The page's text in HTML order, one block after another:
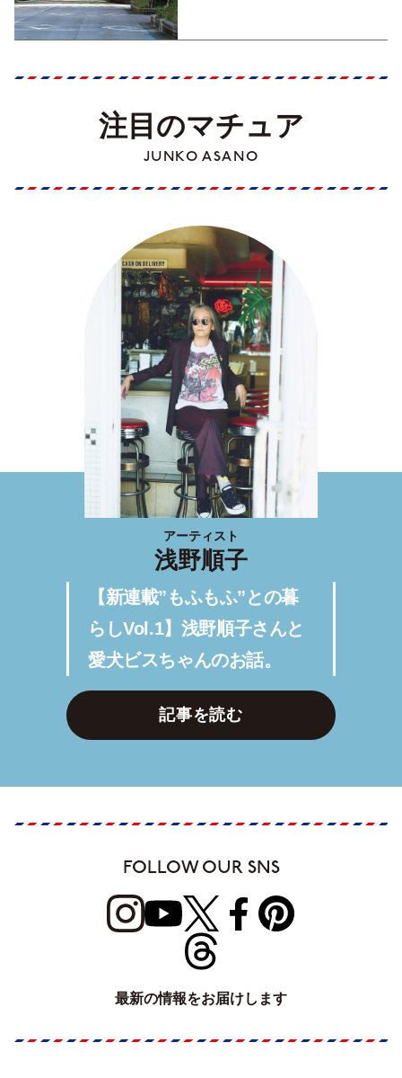
注目のマチュア
JUNKO ASANO
アーティスト
浅野順子
【新連載”もふもふ”との暮
らしVol.1】浅野順子さんと
愛犬ビスちゃんのお話。
記事を読む
FOLLOW OUR SNS
最新の情報をお届けします